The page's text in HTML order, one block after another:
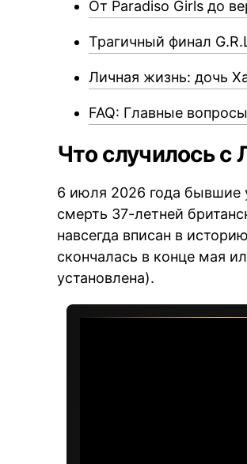
От Paradiso Girls до
Трагичный финал
Личная жизнь: дочь
FAQ: Главные вопросы
Что случилось с
6 июля 2026 года бывшие
смерть 37-летней
навсегда вписан в
скончалась в конце мая
установлена).